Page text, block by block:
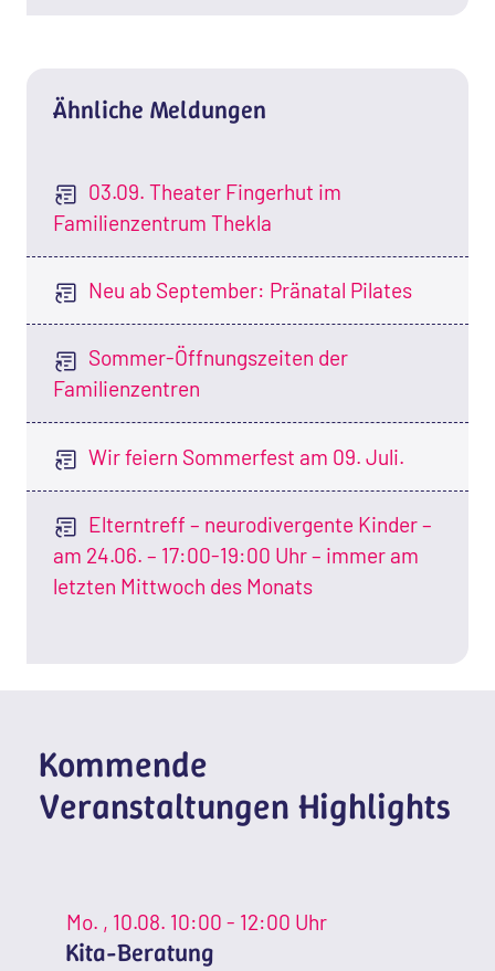
Ähnliche Meldungen
03.09. Theater Fingerhut im
Familienzentrum Thekla
Neu ab September: Pränatal Pilates
Sommer-Öffnungszeiten der
Familienzentren
Wir feiern Sommerfest am 09. Juli.
Elterntreff – neurodivergente Kinder –
am 24.06. – 17:00-19:00 Uhr – immer am
letzten Mittwoch des Monats
Kommende
Veranstaltungen Highlights
Mo. , 10.08. 10:00 - 12:00 Uhr
Kita-Beratung